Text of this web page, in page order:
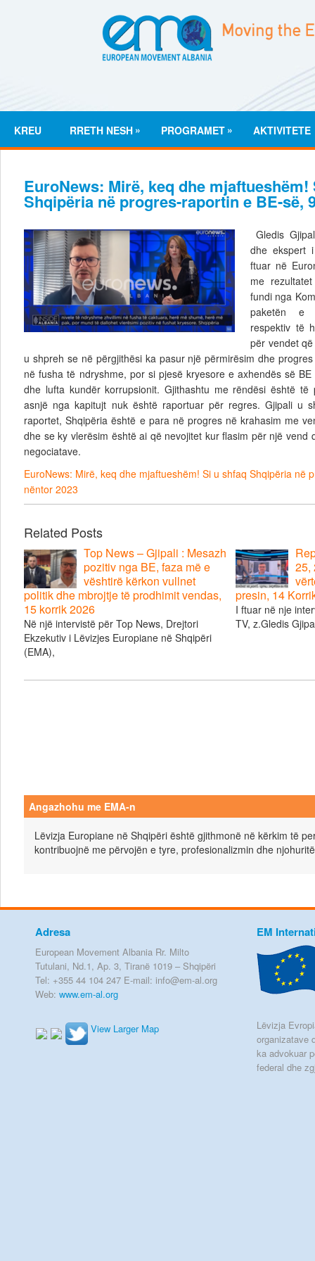
KREU RRETH NESH » PROGRAMET » AKTIVITETE
EuroNews: Mirë, keq dhe mjaftueshëm!
Shqipëria në progres-raportin e BE-së,
Gledis
dhe ekspert
ftuar në
me
fundi nga
paketën e
respektiv të
për vendet
u shpreh se në përgjithësi ka pasur një përmirësim dhe
në fusha të ndryshme, por si pjesë kryesore e axhendës së
dhe lufta kundër korrupsionit. Gjithashtu me rëndësi është
asnjë nga kapitujt nuk është raportuar për regres. Gjipali u
raportet, Shqipëria është e para në progres në krahasim me
dhe se ky vlerësim është ai që nevojitet kur flasim për një vend
negociatave.
EuroNews: Mirë, keq dhe mjaftueshëm! Si u shfaq Shqipëria në
nëntor 2023
Related Posts
Top News – Gjipali : Mesazh
pozitiv nga BE, faza më e
vështirë kërkon vullnet
politik dhe mbrojtje të prodhimit vendas,
15 korrik 2026
Në një intervistë për Top News, Drejtori
Ekzekutiv i Lëvizjes Europiane në Shqipëri
(EMA),
25,
presin, 14
I ftuar në nje
TV, z.Gledis
Angazhohu me EMA-n
Lëvizja Europiane në Shqipëri është gjithmonë në kërkim të
kontribuojnë me përvojën e tyre, profesionalizmin dhe
Adresa
European Movement Albania Rr. Milto
Tutulani, Nd.1, Ap. 3, Tiranë 1019 – Shqipëri
Tel: +355 44 104 247 E-mail: info@em-al.org
Web: www.em-al.org
View Larger Map
EM
Lëvizja
organizatave
ka advokuar
federal dhe